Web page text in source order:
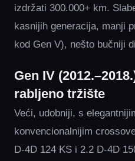
izdržati 300.000+ km.
kasnijih generacija, manji
kod Gen V), nešto bučniji
Gen IV
rabljeno tržište
Veći, udobniji, s
konvencionalnijim
D-4D 124 KS i 2.2 D-4D